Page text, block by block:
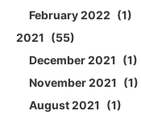
February 2022
1
2021
55
December 2021
1
November 2021
1
August 2021
1